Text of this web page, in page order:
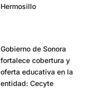
Hermosillo
Gobierno de Sonora
fortalece cobertura y
oferta educativa en la
entidad: Cecyte